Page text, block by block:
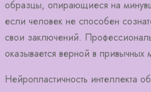
образцы, опирающиеся на
если человек не способен
свои заключений.
оказывается верной в привычных
Нейропластичность интеллекта